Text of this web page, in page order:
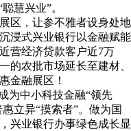
慧兴业”。
，让参不雅者设身处地
浸式兴业银行以金融赋能
营经济贷款客户近7万
的农批市场延长至建材、
金融展区！
中小科技金融“领先
立异“摸索者”。做为国
兴业银行办事绿色成长显